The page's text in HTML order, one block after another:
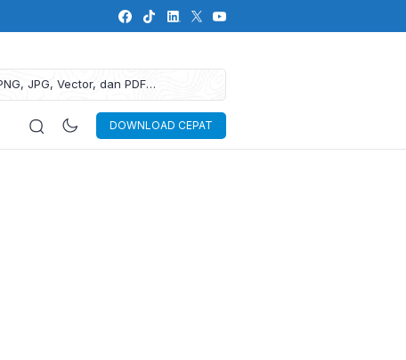
JPG, Vector, dan PDF
DOWNLOAD CEPAT